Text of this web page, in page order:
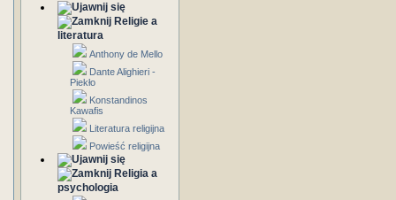
Religie a
literatura
Anthony de Mello
Dante Alighieri -
Piekło
Konstandinos
Kawafis
Literatura religijna
Powieść religijna
Religia a
psychologia